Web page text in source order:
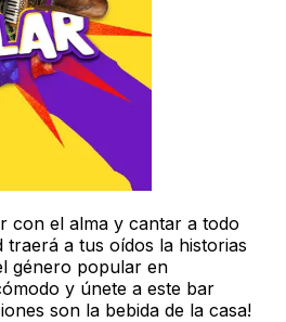
con el alma y cantar a todo
traerá a tus oídos la historias
género popular en
y únete a este bar
son la bebida de la casa!